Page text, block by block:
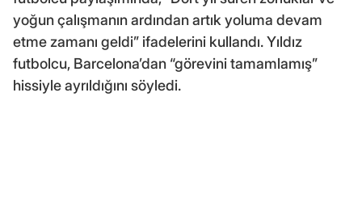
yoğun çalışmanın ardından artık yoluma devam
etme zamanı geldi” ifadelerini kullandı. Yıldız
futbolcu, Barcelona’dan “görevini tamamlamış”
hissiyle ayrıldığını söyledi.